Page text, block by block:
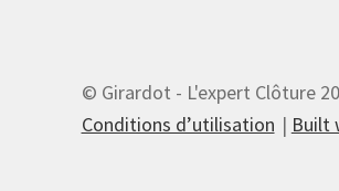
© Girardot - L'expert Clôture
Conditions d’utilisation
Built